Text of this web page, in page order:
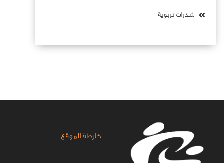
شذرات تربوية
خارطة الموقع